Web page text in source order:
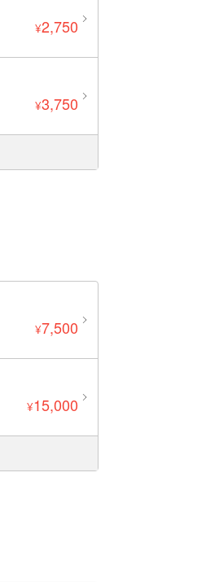
¥2,750
¥3,750
¥7,500
¥15,000